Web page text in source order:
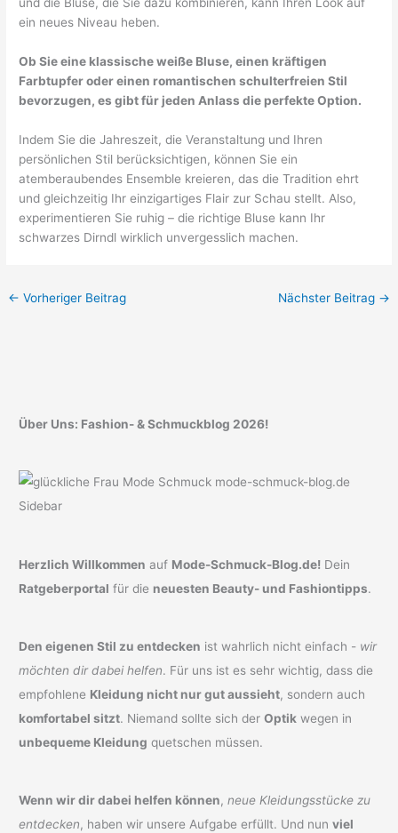
ein neues Niveau heben.
Ob Sie eine klassische weiße Bluse, einen kräftigen
Farbtupfer oder einen romantischen schulterfreien Stil
bevorzugen, es gibt für jeden Anlass die perfekte Option.
Indem Sie die Jahreszeit, die Veranstaltung und Ihren
persönlichen Stil berücksichtigen, können Sie ein
atemberaubendes Ensemble kreieren, das die Tradition ehrt
und gleichzeitig Ihr einzigartiges Flair zur Schau stellt. Also,
experimentieren Sie ruhig – die richtige Bluse kann Ihr
schwarzes Dirndl wirklich unvergesslich machen.
← Vorheriger Beitrag Nächster Beitrag →
Über Uns: Fashion- & Schmuckblog 2026!
Herzlich Willkommen auf Mode-Schmuck-Blog.de! Dein
Ratgeberportal für die neuesten Beauty- und Fashiontipps.
Den eigenen Stil zu entdecken ist wahrlich nicht einfach - wir
möchten dir dabei helfen. Für uns ist es sehr wichtig, dass die
empfohlene Kleidung nicht nur gut aussieht, sondern auch
komfortabel sitzt. Niemand sollte sich derOptik wegen in
unbequeme Kleidung quetschen müssen.
Wenn wir dir dabei helfen können,neue Kleidungsstücke zu
entdecken, haben wir unsere Aufgabe erfüllt. Und nunviel